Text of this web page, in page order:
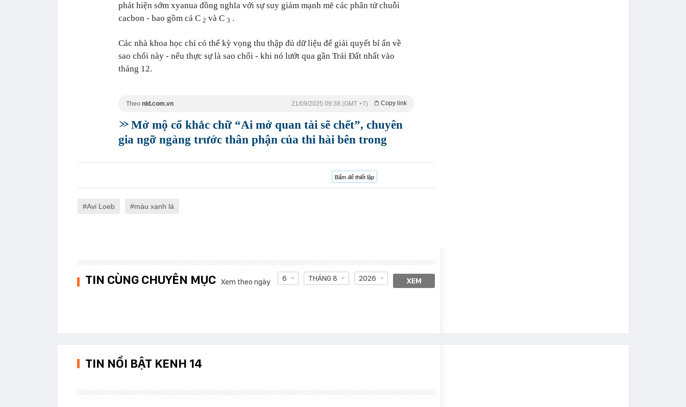
phát hiện sớm xyanua đồng nghĩa với sự suy giảm mạnh mẽ các phân tử chuỗi
cacbon - bao gồm cả C 2 và C 3 .
Các nhà khoa học chỉ có thể kỳ vọng thu thập đủ dữ liệu để giải quyết bí ẩn về
sao chổi này - nếu thực sự là sao chổi - khi nó lướt qua gần Trái Đất nhất vào
tháng 12.
Theo nld.com.vn Copy link
21/09/2025 09:38 (GMT +7)
Mở mộ cổ khắc chữ “Ai mở quan tài sẽ chết”, chuyên
gia ngỡ ngàng trước thân phận của thi hài bên trong
Bấm để thiết lập
Avi Loeb màu xanh lá
TIN CÙNG CHUYÊN MỤC Xem theo ngày 6 THÁNG 8 2026 XEM
TIN NỔI BẬT KENH 14